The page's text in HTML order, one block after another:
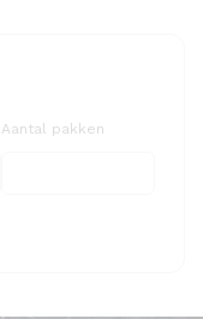
Aantal pakken